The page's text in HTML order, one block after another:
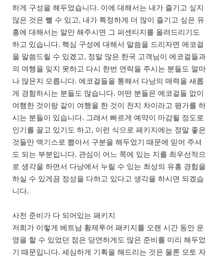
하게 구성을 해두었습니다. 이에 대해서는 내가 즐기고 싶지
않은 것은 뺄 수 있고, 내가 특정하게 더 많이 즐기고 싶은 유
흥에 대해서는 말만 해주시면 그 퍼센티지를 올려드리기도
하고 있습니다. 핵심 구성에 대해서 말씀을 드리자면 에코걸
을 말씀드릴 수 있겠고, 정말 많은 한국 고객님이 에코걸들과
의 여행을 잊지 못하고 다시 한번 연락을 주시는 분들도 얼마
나 많은지 모릅니다. 에코걸들을 통해서 다낭의 매력을 새롭
게 경험하시는 분들도 많습니다. 어떤 분들은 에코걸들 없이
여행한 것이랑 같이 여행을 한 것이 천지 차이라고 평가를 하
시는 분들이 있습니다. 그래서 빠르게 예약이 마감될 정도로
인기를 끌고 있기도 하고, 이런 식으로 패키지에는 정말 좋은
것들만 액기스로 뽑아서 구분을 해두었기 때문에 믿어 주셔
도 되는 부분입니다. 관심이 어느 쪽에 있는 지를 최우선적으
로 생각을 하면서 다낭에서 누릴 수 있는 최상의 유흥 경험을
하실 수 있게끔 정성을 다하고 있다고 생각을 하시면 되겠습
니다.
사전 준비가 다 되어있는 패키지
저희가 이렇게 베트남 황제투어 패키지를 오랜 시간 동안 운
영을 할 수 있었던 점은 당연하게도 많은 준비를 미리 해두었
기 때문입니다. 세심하게 기획을 해드리는 것은 물론 모토 자